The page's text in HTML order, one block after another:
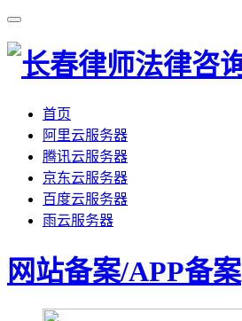
首页
阿里云服务器
腾讯云服务器
京东云服务器
百度云服务器
雨云服务器
网站备案/APP备案